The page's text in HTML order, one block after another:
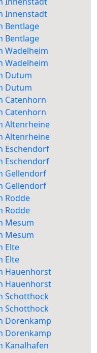
Innenstadt
Bentlage
Bentlage
Wadelheim
Wadelheim
Dutum
Dutum
Catenhorn
Catenhorn
Altenrheine
Altenrheine
Eschendorf
Eschendorf
Gellendorf
Gellendorf
Rodde
Rodde
Mesum
Mesum
Elte
Elte
Hauenhorst
Hauenhorst
Schotthock
Schotthock
Dorenkamp
Dorenkamp
Kanalhafen